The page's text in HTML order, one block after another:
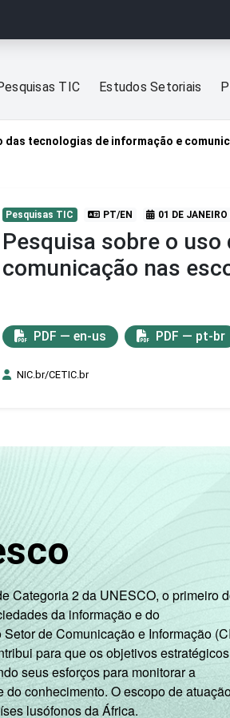
TIC Estudos Setoriais
das tecnologias de informação e
Pesquisas TIC PT/EN 01 DE
Pesquisa sobre o
comunicação nas
PDF — en-us PDF — pt-br
NIC.br/CETIC.br
Categoria 2 da UNESCO, o primeiro
da informação e do
de Comunicação e Informação
para que os objetivos estratégicos
seus esforços para monitorar a
conhecimento. O escopo de
lusófonos da África.